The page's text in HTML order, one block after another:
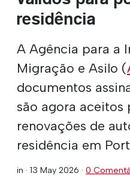
residência
A Agência para a
Migração e Asilo (
documentos
são agora aceitos
renovações de
residência em
in · 13 May 2026 · 0